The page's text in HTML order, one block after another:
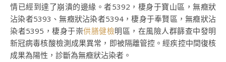
情已經到達了崩潰的邊緣。者5392，棲身于寶山區，無癥狀
沾染者5393、無癥狀沾染者5394，棲身于奉賢區，無癥狀沾
染者5395，棲身于崇供膳健檢明區，在風險人群篩查中發明
新冠病毒核酸檢測成果異常，即被隔離管控。經疾控中間復核
成果為陽性，診斷為無癥狀沾染者。